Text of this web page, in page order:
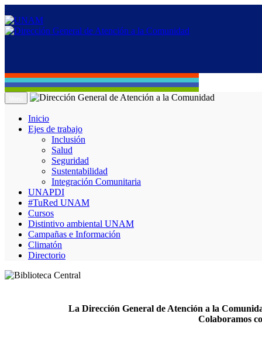
Inicio
Ejes de trabajo
Inclusión
Salud
Seguridad
Sustentabilidad
Integración Comunitaria
UNAPDI
#TuRed UNAM
Cursos
Distintivo ambiental UNAM
Campañas e Información
Climatón
Directorio
La Dirección General de Atención a la
Colaboramos